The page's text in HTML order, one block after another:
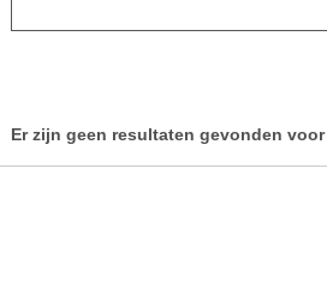
Er zijn geen resultaten gevonden voor